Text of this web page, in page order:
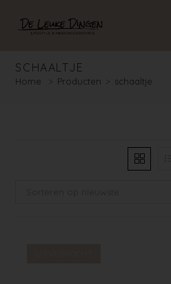
SCHAALTJE
Home > Producten > schaaltje